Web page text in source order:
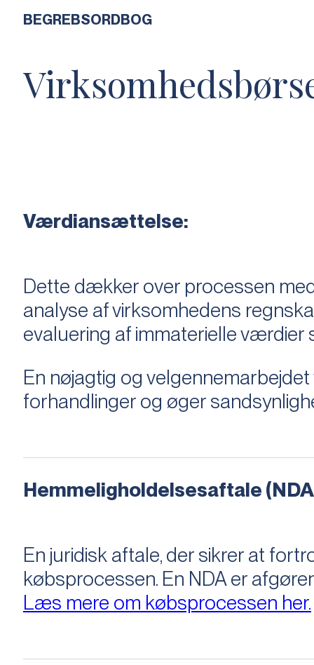
BEGREBSORDBOG
Værdiansættelse:
Dette dækker over processen
analyse af virksomhedens
evaluering af immaterielle
En nøjagtig og
forhandlinger og øger
Hemmeligholdelsesaftale
En juridisk aftale, der sikrer at
købsprocessen​​. En NDA er
Læs mere om købsprocessen her.